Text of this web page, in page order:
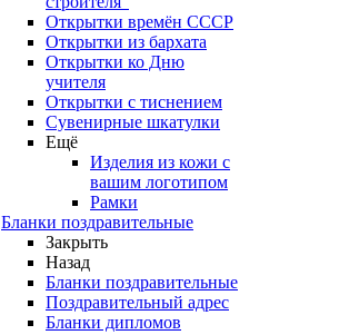
Открытки времён СССР
Открытки из бархата
Открытки ко Дню
учителя
Открытки с тиснением
Сувенирные шкатулки
Ещё
Изделия из кожи с
вашим логотипом
Рамки
Бланки поздравительные
Закрыть
Назад
Бланки поздравительные
Поздравительный адрес
Бланки дипломов